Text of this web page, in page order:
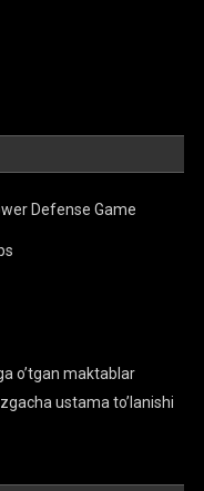
Defense Game
o’tgan maktablar
ustama to’lanishi